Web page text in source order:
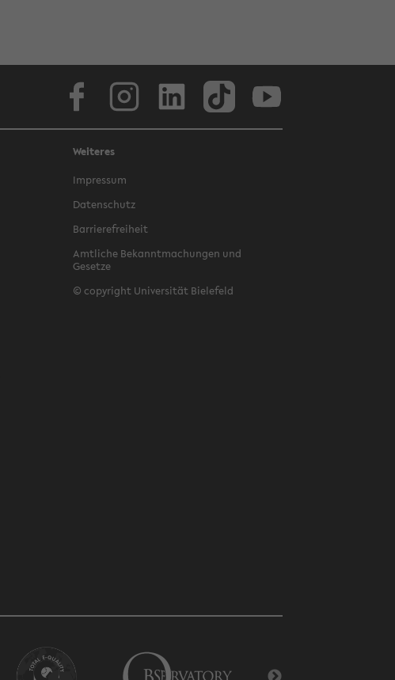
Weiteres
Impressum
Datenschutz
Barrierefreiheit
Amtliche Bekanntmachungen und
Gesetze
© copyright Universität Bielefeld